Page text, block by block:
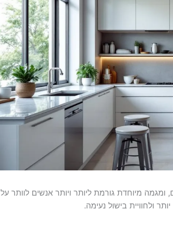
מיוחדת גורמת ליותר ויותר אנשים לוותר על
יותר ולחוויית בישול נעימה.